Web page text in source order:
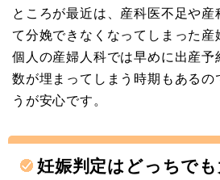
ところが最近は、産科医不足や産
て分娩できなくなってしまった産
個人の産婦人科では早めに出産予
数が埋まってしまう時期もあるの
うが安心です。
妊娠判定はどっちで